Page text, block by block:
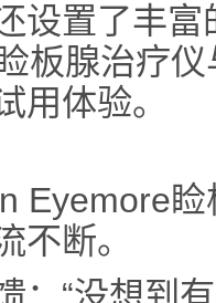
置了丰富
板腺治疗
用体验。
睑
不断。